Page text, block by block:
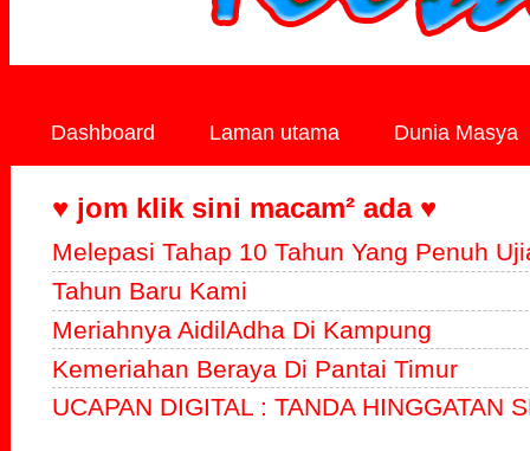
Dashboard Laman utama Dunia Masya
♥ jom klik sini macam² ada ♥
Melepasi Tahap 10 Tahun Yang Penuh
Tahun Baru Kami
Meriahnya AidilAdha Di Kampung
Kemeriahan Beraya Di Pantai Timur
UCAPAN DIGITAL : TANDA HINGGATAN